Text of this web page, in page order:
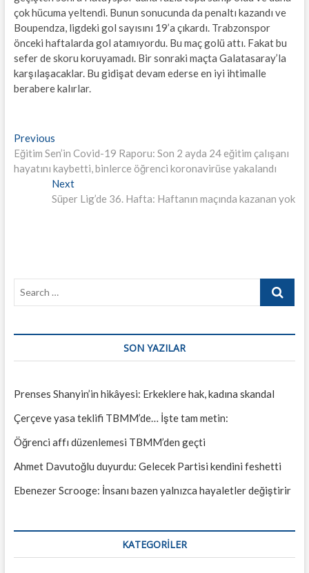
çok hücuma yeltendi. Bunun sonucunda da penaltı kazandı ve
Boupendza, ligdeki gol sayısını 19’a çıkardı. Trabzonspor
önceki haftalarda gol atamıyordu. Bu maç golü attı. Fakat bu
sefer de skoru koruyamadı. Bir sonraki maçta Galatasaray’la
karşılaşacaklar. Bu gidişat devam ederse en iyi ihtimalle
berabere kalırlar.
Yazı
gezinmesi
PreviousPrevious
post:
Eğitim Sen’in Covid-19 Raporu: Son 2 ayda 24 eğitim çalışanı
hayatını kaybetti, binlerce öğrenci koronavirüse yakalandı
NextNext
post:
Süper Lig’de 36. Hafta: Haftanın maçında kazanan yok
Search
SON YAZILAR
Prenses Shanyin’in hikâyesi: Erkeklere hak, kadına skandal
Çerçeve yasa teklifi TBMM’de… İşte tam metin:
Öğrenci affı düzenlemesi TBMM’den geçti
Ahmet Davutoğlu duyurdu: Gelecek Partisi kendini feshetti
Ebenezer Scrooge: İnsanı bazen yalnızca hayaletler değiştirir
KATEGORILER